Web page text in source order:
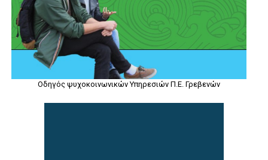
Οδηγός ψυχοκοινωνικών Υπηρεσιών Π.Ε. Γρεβενών